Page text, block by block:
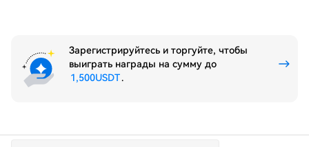
Зарегистрируйтесь и торгуйте, чтобы
выиграть награды на сумму до
1,500USDT.